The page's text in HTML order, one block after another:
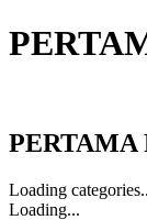
PERTAMA
Loading
Loading...